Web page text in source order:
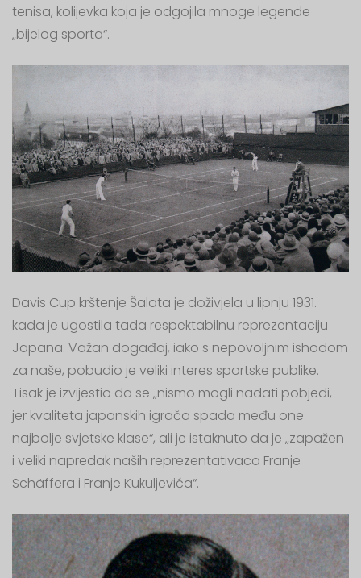
tenisa, kolijevka koja je odgojila mnoge legende
„bijelog sporta“.
Davis Cup krštenje Šalata je doživjela u lipnju 1931.
kada je ugostila tada respektabilnu reprezentaciju
Japana. Važan događaj, iako s nepovoljnim ishodom
za naše, pobudio je veliki interes sportske publike.
Tisak je izvijestio da se „nismo mogli nadati pobjedi,
jer kvaliteta japanskih igrača spada među one
najbolje svjetske klase“, ali je istaknuto da je „zapažen
i veliki napredak naših reprezentativaca Franje
Schäffera i Franje Kukuljevića“.